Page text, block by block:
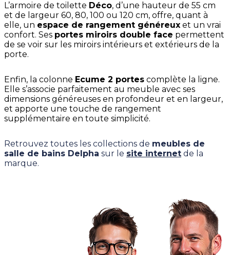
L’armoire de toilette Déco, d’une hauteur de 55 cm
et de largeur 60, 80, 100 ou 120 cm, offre, quant à
elle, un espace de rangement généreux et un vrai
confort. Ses portes miroirs double face permettent
de se voir sur les miroirs intérieurs et extérieurs de la
porte.
Enfin, la colonne Ecume 2 portes complète la ligne.
Elle s’associe parfaitement au meuble avec ses
dimensions généreuses en profondeur et en largeur,
et apporte une touche de rangement
supplémentaire en toute simplicité.
Retrouvez toutes les collections de meubles de
salle de bains Delpha sur le site internet de la
marque.